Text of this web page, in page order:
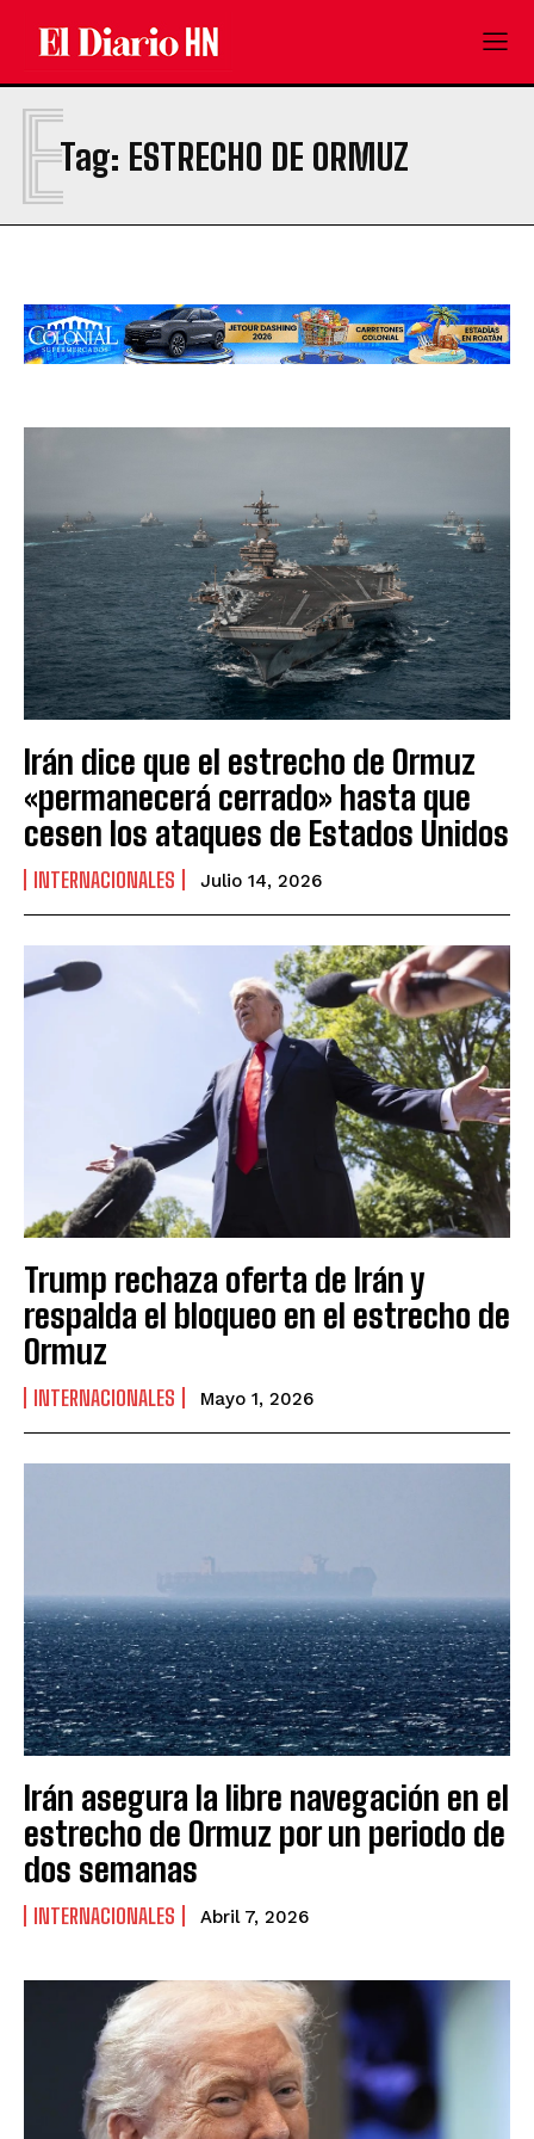
Tag: ESTRECHO DE ORMUZ
E
Irán dice que el estrecho de Ormuz
«permanecerá cerrado» hasta que
cesen los ataques de Estados Unidos
INTERNACIONALES Julio 14, 2026
Trump rechaza oferta de Irán y
respalda el bloqueo en el estrecho de
Ormuz
INTERNACIONALES Mayo 1, 2026
Irán asegura la libre navegación en el
estrecho de Ormuz por un periodo de
dos semanas
INTERNACIONALES Abril 7, 2026